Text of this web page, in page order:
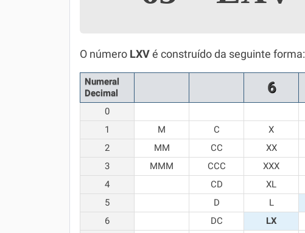
Química
Todos os Exercícios
O número LXV é construído da seguinte forma:
Numeral
Decimal
6
0
1
M C X
2
MM CC XX
3
MMM CCC XXX
4
CD XL
5
D L
6
DC LX